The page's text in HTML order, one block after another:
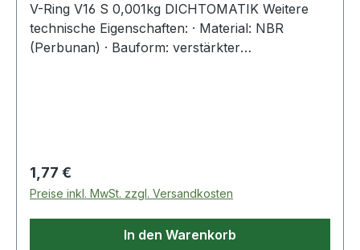
V-Ring V16 S 0,001kg DICHTOMATIK Weitere
technische Eigenschaften: · Material: NBR
(Perbunan) · Bauform: verstärkter
Regulärer Preis:
1,77 €
Preise inkl. MwSt. zzgl. Versandkosten
In den Warenkorb